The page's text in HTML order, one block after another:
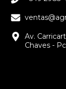
Av.
Chaves -